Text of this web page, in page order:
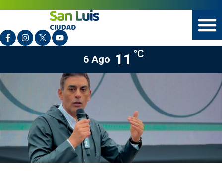
6 Ago 11 °C